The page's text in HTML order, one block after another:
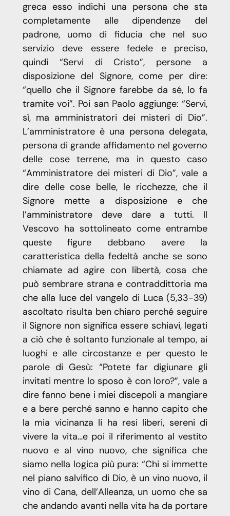
greca esso indichi una persona che sta
completamente alle dipendenze del
padrone, uomo di fiducia che nel suo
servizio deve essere fedele e preciso,
quindi “Servi di Cristo”, persone a
disposizione del Signore, come per dire:
“quello che il Signore farebbe da sé, lo fa
tramite voi”. Poi san Paolo aggiunge: “Servi,
sì, ma amministratori dei misteri di Dio”.
L’amministratore è una persona delegata,
persona di grande affidamento nel governo
delle cose terrene, ma in questo caso
“Amministratore dei misteri di Dio”, vale a
dire delle cose belle, le ricchezze, che il
Signore mette a disposizione e che
l’amministratore deve dare a tutti. Il
Vescovo ha sottolineato come entrambe
queste figure debbano avere la
caratteristica della fedeltà anche se sono
chiamate ad agire con libertà, cosa che
può sembrare strana e contraddittoria ma
che alla luce del vangelo di Luca (5,33-39)
ascoltato risulta ben chiaro perché seguire
il Signore non significa essere schiavi, legati
a ciò che è soltanto funzionale al tempo, ai
luoghi e alle circostanze e per questo le
parole di Gesù: “Potete far digiunare gli
invitati mentre lo sposo è con loro?”, vale a
dire fanno bene i miei discepoli a mangiare
e a bere perché sanno e hanno capito che
la mia vicinanza li ha resi liberi, sereni di
vivere la vita…e poi il riferimento al vestito
nuovo e al vino nuovo, che significa che
siamo nella logica più pura: “Chi si immette
nel piano salvifico di Dio, è un vino nuovo, il
vino di Cana, dell’Alleanza, un uomo che sa
che andando avanti nella vita ha da portare